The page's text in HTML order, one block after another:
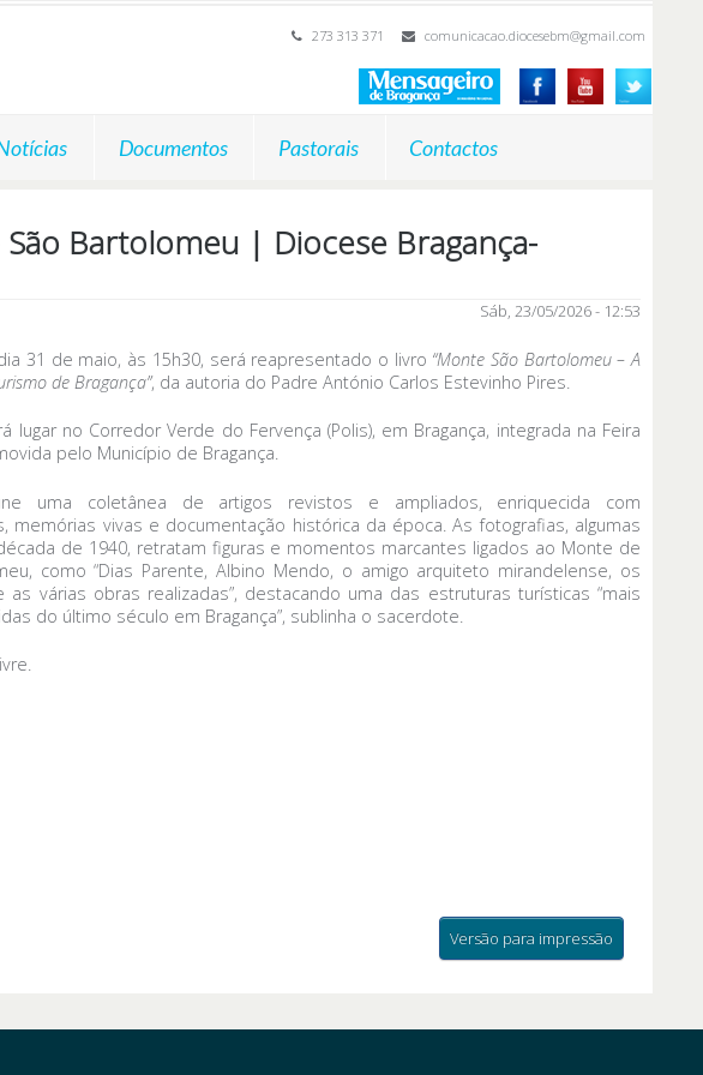
273 313 371 comunicacao.diocesebm@gmail.com
Documentos Pastorais Contactos
Bartolomeu | Diocese Bragança-
Sáb, 23/05/2026 - 12:53
31 de maio, às 15h30, será reapresentado o livro “Monte São Bartolomeu – A
de Bragança”, da autoria do Padre António Carlos Estevinho Pires.
lugar no Corredor Verde do Fervença (Polis), em Bragança, integrada na Feira
pelo Município de Bragança.
uma coletânea de artigos revistos e ampliados, enriquecida com
memórias vivas e documentação histórica da época. As fotografias, algumas
de 1940, retratam figuras e momentos marcantes ligados ao Monte de
como “Dias Parente, Albino Mendo, o amigo arquiteto mirandelense, os
as várias obras realizadas”, destacando uma das estruturas turísticas “mais
do último século em Bragança”, sublinha o sacerdote.
Versão para impressão